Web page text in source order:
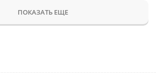
ПОКАЗАТЬ ЕЩЕ